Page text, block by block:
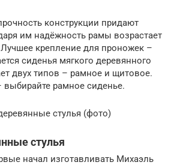
конструкции придают
им надёжность рамы возрастает
крепление для проножек –
сиденья мягкого деревянного
двух типов – рамное и щитовое.
выбирайте рамное сиденье.
стулья (фото)
стулья
начал изготавливать Михаэль